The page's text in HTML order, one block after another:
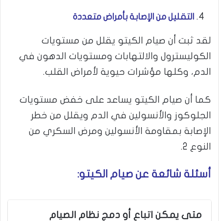
التقليل من الإصابة بأمراض متعددة
لقد ثبت أن صيام الكيتو يقلل من مستويات
الكوليسترول والالتهابات ومستويات الدهون في
الدم، وكلها مؤشرات حيوية لأمراض القلب.
كما أن صيام الكيتو يساعد على خفض مستويات
الجلوكوز والأنسولين في الدم ويقلل من خطر
الإصابة بمقاومة الأنسولين ومرض السكري من
النوع 2.
أسئلة شائعة عن صيام الكيتو:
متى يمكن اتباع أو دمج نظام الصيام